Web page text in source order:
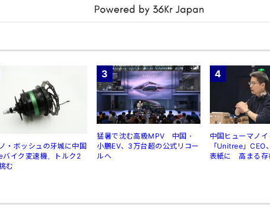
・ボッシュの牙城に中国
イク変速機、トルク2
む
3
猛暑で沈む高級MPV 中国・
小鵬EV、3万台超の公式リコー
ルへ
4
中国ヒューマノイ
「Unitree」CEO
表紙に 高まる存